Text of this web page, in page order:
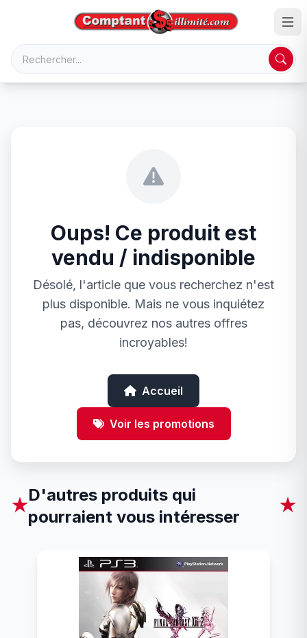
Oups! Ce produit est
vendu / indisponible
Désolé, l'article que vous recherchez n'est
plus disponible. Mais ne vous inquiétez
pas, découvrez nos autres offres
incroyables!
Accueil
Voir les promotions
★
D'autres produits qui
pourraient vous intéresser
★